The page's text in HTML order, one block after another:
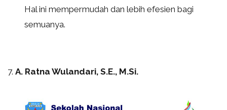
Hal ini mempermudah dan lebih efesien bagi
semuanya.
7. A. Ratna Wulandari, S.E., M.Si.